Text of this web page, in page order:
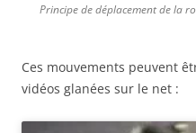
Principe de déplacement de la
Ces mouvements peuvent
vidéos glanées sur le net :